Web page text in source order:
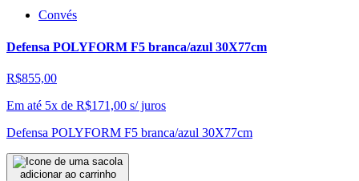
Convés
Defensa POLYFORM F5 branca/azul 30X77cm
R$855,00
Em até 5x de R$171,00 s/ juros
Defensa POLYFORM F5 branca/azul 30X77cm
adicionar ao carrinho